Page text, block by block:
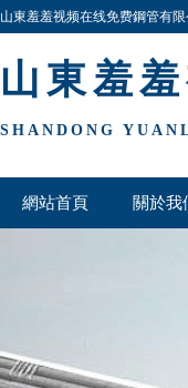
山東羞羞视频在线免费鋼管有
山東羞
SHANDONG
網站首頁 關於我